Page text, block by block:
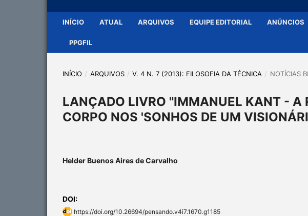
INÍCIO ATUAL ARQUIVOS EQUIPE EDITORIAL ANÚNCIOS
PPGFIL
INÍCIO / ARQUIVOS / V. 4 N. 7 (2013): FILOSOFIA DA TÉCNICA / NOTÍCIAS
LANÇADO LIVRO "IMMANUEL KANT - A
CORPO NOS 'SONHOS DE UM
Helder Buenos Aires de Carvalho
DOI:
https://doi.org/10.26694/pensando.v4i7.1670.g1185